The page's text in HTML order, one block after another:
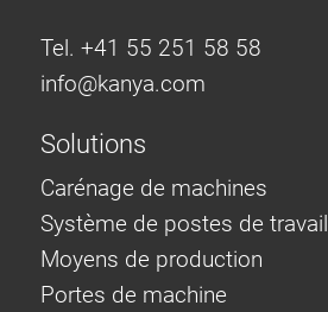
Tel. +41 55 251 58 58
info@kanya.com
Solutions
Carénage de machines
Système de postes de travail
Moyens de production
Portes de machine